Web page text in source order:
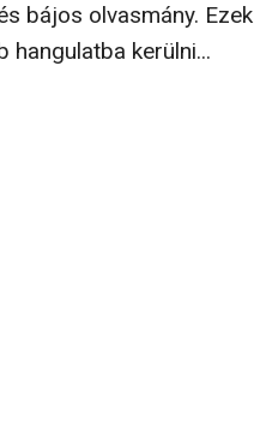
bájos olvasmány.
hangulatba kerülni...